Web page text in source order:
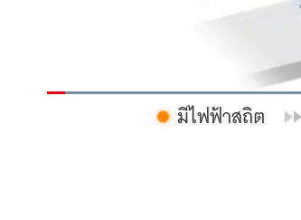
มีไฟฟ้าสถิต
Current Duration
0:06